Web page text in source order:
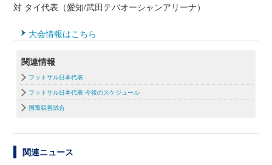
対 タイ代表（愛知/武田テバオーシャンアリーナ）
大会情報はこちら
関連情報
フットサル日本代表
フットサル日本代表 今後のスケジュール
国際親善試合
関連ニュース